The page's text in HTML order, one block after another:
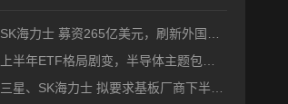
SK海力士 募资265亿美元，刷新外国企业赴美IPO纪录
上半年ETF格局剧变，半导体主题包揽“翻倍基”
三星、SK海力士 拟要求基板厂商下半年降价